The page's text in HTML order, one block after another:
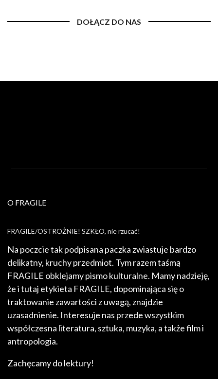
DOŁĄCZ DO NAS
O FRAGILE
FRAGILE/OSTROŻNIE! SZKŁO, nie rzucać!
Na poczcie tak podpisana paczka zwiastuje bardzo
delikatny, kruchy przedmiot. Tym razem taśmą
FRAGILE obklejamy pismo kulturalne. Mamy nadzieję,
że i tutaj etykieta FRAGILE, dopominająca się o
traktowanie zawartości z uwagą, znajdzie
uzasadnienie. Interesuje nas przede wszystkim
współczesna literatura, sztuka, muzyka, a także film i
antropologia.
Zachęcamy do lektury!